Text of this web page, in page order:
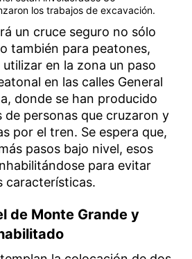
los trabajos de excavación.
un cruce seguro no sólo
también para peatones,
utilizar en la zona un paso
en las calles General
donde se han producido
de personas que cruzaron y
por el tren. Se espera que,
pasos bajo nivel, esos
para evitar
características.
de Monte Grande y